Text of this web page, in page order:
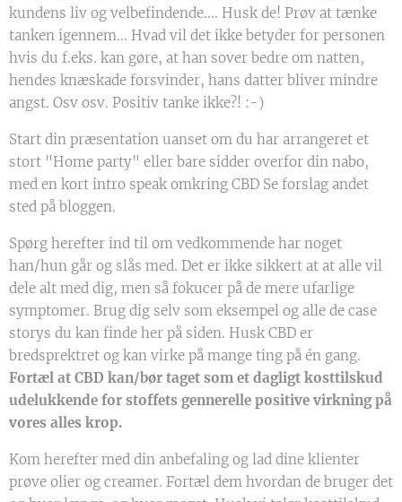
kundens liv og velbefindende.... Husk de! Prøv at tænke
tanken igennem... Hvad vil det ikke betyder for personen
hvis du f.eks. kan gøre, at han sover bedre om natten,
hendes knæskade forsvinder, hans datter bliver mindre
angst. Osv osv. Positiv tanke ikke?! :-)
Start din præsentation uanset om du har arrangeret et
stort "Home party" eller bare sidder overfor din nabo,
med en kort intro speak omkring CBD Se forslag andet
sted på bloggen.
Spørg herefter ind til om vedkommende har noget
han/hun går og slås med. Det er ikke sikkert at at alle vil
dele alt med dig, men så fokucer på de mere ufarlige
symptomer. Brug dig selv som eksempel og alle de case
storys du kan finde her på siden. Husk CBD er
bredsprektret og kan virke på mange ting på én gang.
Fortæl at CBD kan/bør taget som et dagligt kosttilskud
udelukkende for stoffets gennerelle positive virkning på
vores alles krop.
Kom herefter med din anbefaling og lad dine klienter
prøve olier og creamer. Fortæl dem hvordan de bruger det